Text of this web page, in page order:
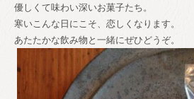
優しくて味わい深いお菓子たち。
寒いこんな日にこそ、恋しくなります。
あたたかな飲み物と一緒にぜひどうぞ。